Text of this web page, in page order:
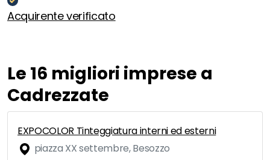
Acquirente verificato
Le 16 migliori imprese a
Cadrezzate
EXPOCOLOR Tinteggiatura interni ed esterni
piazza XX settembre, Besozzo